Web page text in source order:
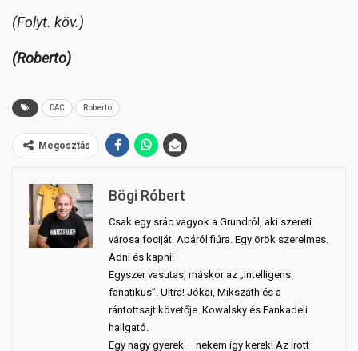
(Folyt. köv.)
(Roberto)
DAC Roberto
Megosztás
Bögi Róbert
Csak egy srác vagyok a Grundról, aki szereti
városa fociját. Apáról fiúra. Egy örök szerelmes.
Adni és kapni!
Egyszer vasutas, máskor az „intelligens
fanatikus”. Ultra! Jókai, Mikszáth és a
rántottsajt követője. Kowalsky és Fankadeli
hallgató.
Egy nagy gyerek – nekem így kerek! Az írott